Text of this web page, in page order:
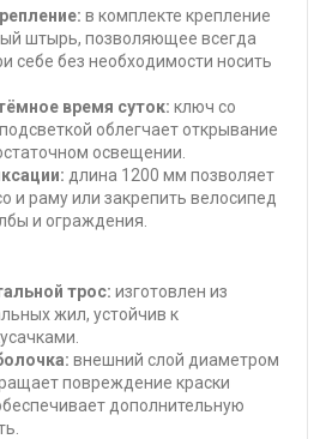
в комплекте крепление
штырь, позволяющее всегда
себе без необходимости носить
время суток: ключ со
облегчает открывание
освещении.
длина 1200 мм позволяет
и раму или закрепить велосипед
и ограждения.
трос: изготовлен из
жил, устойчив к
внешний слой диаметром
повреждение краски
дополнительную